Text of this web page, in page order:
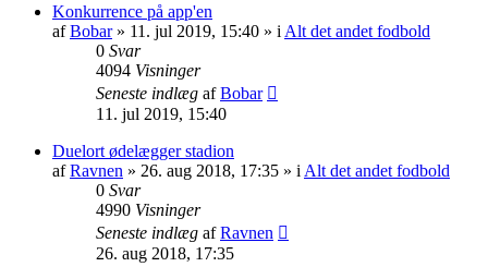
Konkurrence på app'en
afBobar» 11. jul 2019, 15:40 » i Alt det andet fodbold
0 Svar
4094 Visninger
Seneste indlæg afBobar
11. jul 2019, 15:40
Duelort ødelægger stadion
afRavnen » 26. aug 2018, 17:35 » i Alt det andet fodbold
0 Svar
4990 Visninger
Seneste indlæg afRavnen
26. aug 2018, 17:35